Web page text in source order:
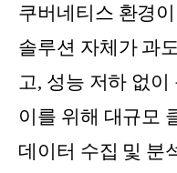
쿠버네티스 환경
솔루션 자체가 과
고, 성능 저하 없
이를 위해 대규모
데이터 수집 및 분